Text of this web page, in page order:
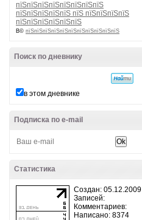
пїЅпїЅпїЅпїЅпїЅпїЅпїЅпїЅ
пїЅпїЅпїЅпїЅпїЅ пїЅ пїЅпїЅпїЅпїЅ
пїЅпїЅпїЅпїЅпїЅпїЅ
В© пїЅпїЅпїЅпїЅпїЅпїЅпїЅпїЅпїЅпїЅпїЅ
Поиск по дневнику
в этом дневнике
Подписка по e-mail
Статистика
Создан: 05.12.2009
Записей:
Комментариев:
Написано: 8374